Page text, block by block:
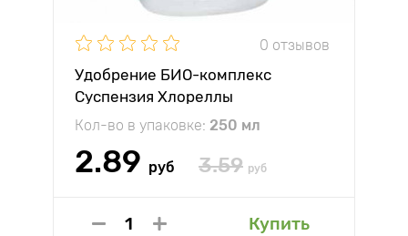
0 отзывов
Удобрение БИО-комплекс
Суспензия Хлореллы
Кол-во в упаковке: 250 мл
2.89 руб 3.59 руб
Купить